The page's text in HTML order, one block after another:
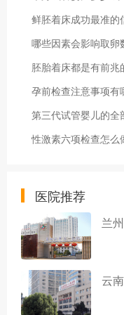
鲜胚着床成功最准
哪些因素会影响取卵
胚胎着床都是有前
孕前检查注意事项
第三代试管婴儿的
性激素六项检查怎
医院推荐
兰
云